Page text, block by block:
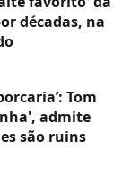
décadas, na
Tom
admite
são ruins